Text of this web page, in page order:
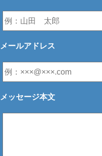
メールアドレス
メッセージ本文